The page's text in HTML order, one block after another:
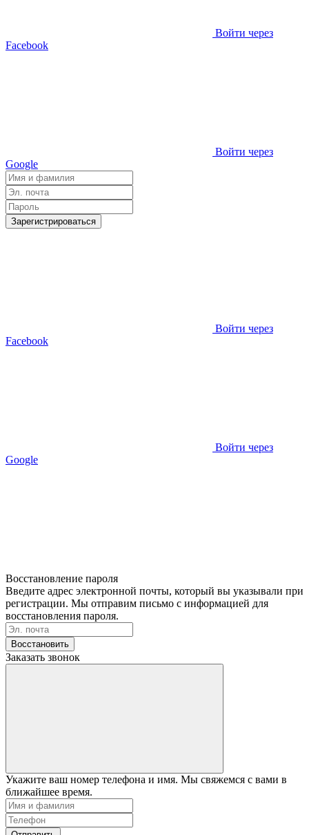
Войти через
Facebook
Войти через
Google
Зарегистрироваться
Войти через
Facebook
Войти через
Google
Восстановление пароля
Введите адрес электронной почты, который вы указывали при
регистрации. Мы отправим письмо с информацией для
восстановления пароля.
Восстановить
Заказать звонок
Укажите ваш номер телефона и имя. Мы свяжемся с вами в
ближайшее время.